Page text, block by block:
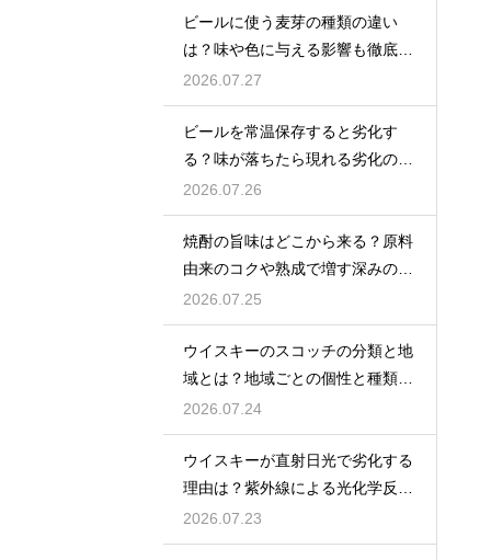
ビールに使う麦芽の種類の違い
は？味や色に与える影響も徹底解
説
2026.07.27
ビールを常温保存すると劣化す
る？味が落ちたら現れる劣化のサ
インを解説
2026.07.26
焼酎の旨味はどこから来る？原料
由来のコクや熟成で増す深みの秘
密を解説
2026.07.25
ウイスキーのスコッチの分類と地
域とは？地域ごとの個性と種類を
解説
2026.07.24
ウイスキーが直射日光で劣化する
理由は？紫外線による光化学反応
で風味が損なわれるため
2026.07.23